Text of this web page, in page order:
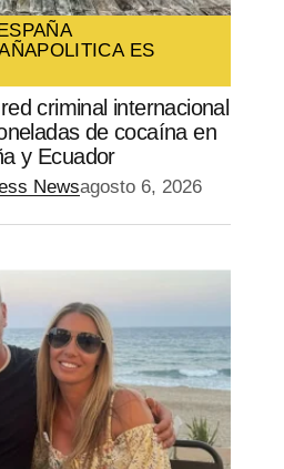
POLITICA ES
criminal internacional
de cocaína en
y Ecuador
Newsagosto 6, 2026